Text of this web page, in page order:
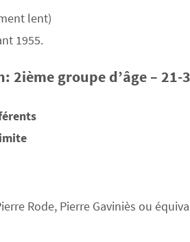
lent)
1955.
2ième groupe d’âge – 21-
Rode, Pierre Gaviniès ou